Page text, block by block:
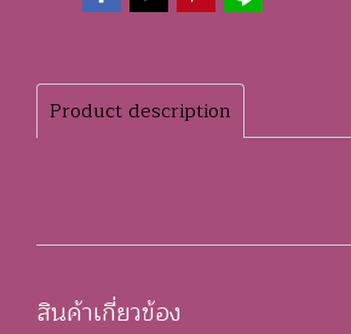
Product description
สินค้าเกี่ยวข้อง